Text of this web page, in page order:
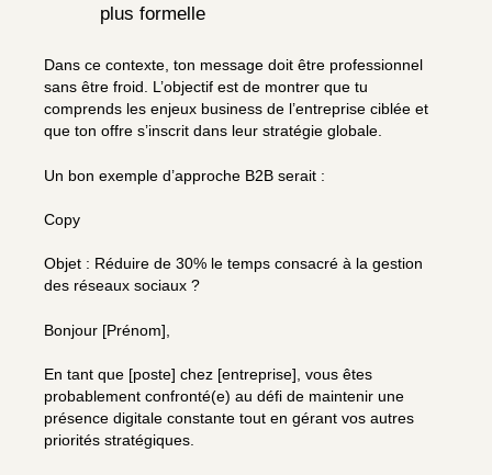
plus formelle
Dans ce contexte, ton message doit être professionnel
sans être froid. L’objectif est de montrer que tu
comprends les enjeux business de l’entreprise ciblée et
que ton offre s’inscrit dans leur stratégie globale.
Un bon exemple d’approche B2B serait :
Copy
Objet : Réduire de 30% le temps consacré à la gestion
des réseaux sociaux ?
Bonjour [Prénom],
En tant que [poste] chez [entreprise], vous êtes
probablement confronté(e) au défi de maintenir une
présence digitale constante tout en gérant vos autres
priorités stratégiques.